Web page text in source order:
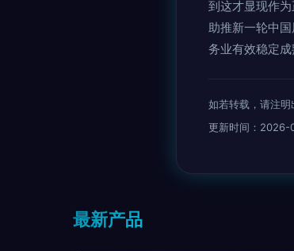
到这才显现作
助推新一轮中
务业有效稳定
如若转载，请注
更新时间：
最新产品